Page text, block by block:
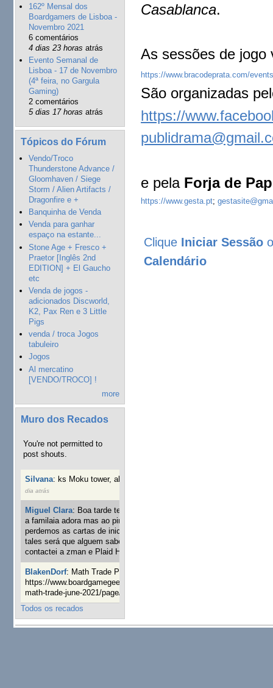
162º Mensal dos
Boardgamers de Lisboa -
Novembro 2021
6 comentários
4 dias 23 horas atrás
Evento Semanal de
Lisboa - 17 de Novembro
(4ª feira, no Gargula
Gaming)
2 comentários
5 dias 17 horas atrás
Tópicos do Fórum
Vendo/Troco
Thunderstone Advance /
Gloomhaven / Siege
Storm / Alien Artifacts /
Dragonfire e +
Banquinha de Venda
Venda para ganhar
espaço na estante...
Stone Age + Fresco +
Praetor [Inglês 2nd
EDITION] + El Gaucho
etc
Venda de jogos -
adicionados Discworld,
K2, Pax Ren e 3 Little
Pigs
venda / troca Jogos
tabuleiro
Jogos
Al mercatino
[VENDO/TROCO] !
more
Muro dos Recados
You're not permitted to
post shouts.
Silvana: ks Moku tower, alguém interessado?
dia atrás
Miguel Clara: Boa tarde tenho jogo Mice and mistics que
a familaia adora mas ao pintarmos as miniaturas
perdemos as cartas de iniciaticva da expanção downood
tales será que alguem sabe onde adquirir as cartas já
contactei a zman e Plaid Hat e nada
BlakenDorf: Math Trade Portuguesa a decorrer. Aqui:
https://www.boardgamegeek.com/geeklist/286035/portugal-
math-trade-june-2021/page/1
Todos os recados
Casablanca.
As sessões de
https://www.bracodeprata.com/
São organizadas
https://
e pela Forja de
https://www.gesta.pt;
Clique Iniciar Sessão
Calendário